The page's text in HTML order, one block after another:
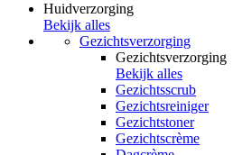
Huidverzorging
Bekijk alles
Gezichtsverzorging
Gezichtsverzorging
Bekijk alles
Gezichtsscrub
Gezichtsreiniger
Gezichtstoner
Gezichtscrème